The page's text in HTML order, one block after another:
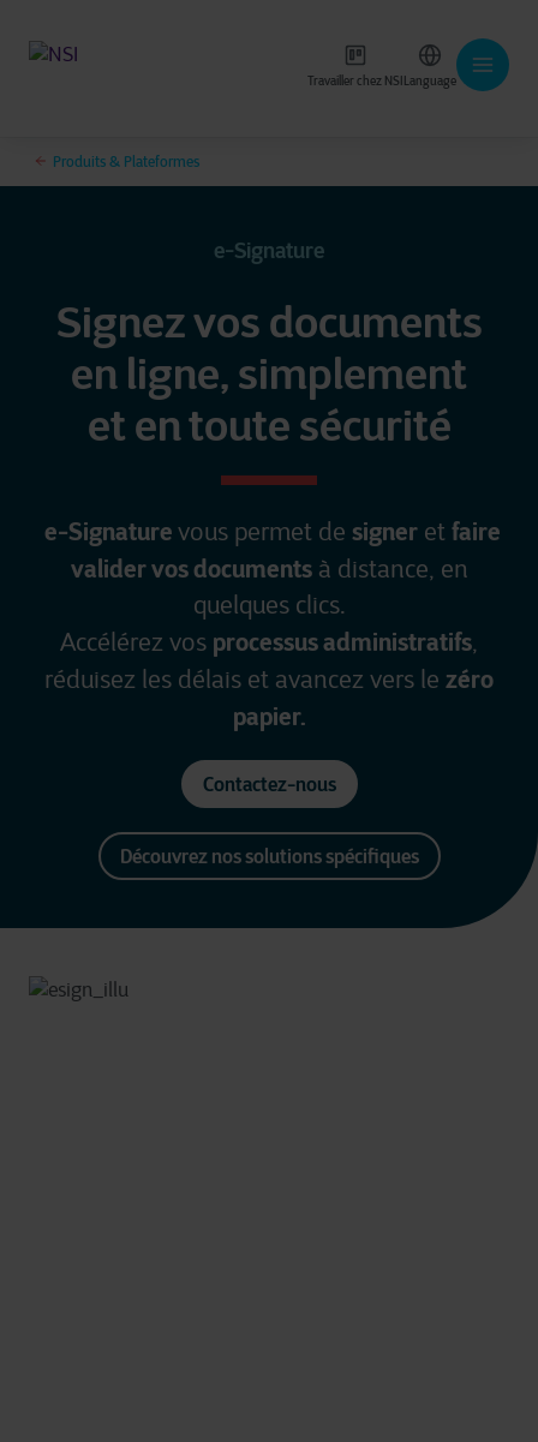
Travailler chez NSILanguage
Produits & Plateformes
e-Signature
Signez vos documents
en ligne, simplement
et en toute sécurité
e-Signature vous permet de signeret faire
valider vos documentsà distance, en
quelques clics.
Accélérez vos processus administratifs,
réduisez les délais et avancez vers le zéro
papier.
Contactez-nous
Découvrez nos solutions spécifiques